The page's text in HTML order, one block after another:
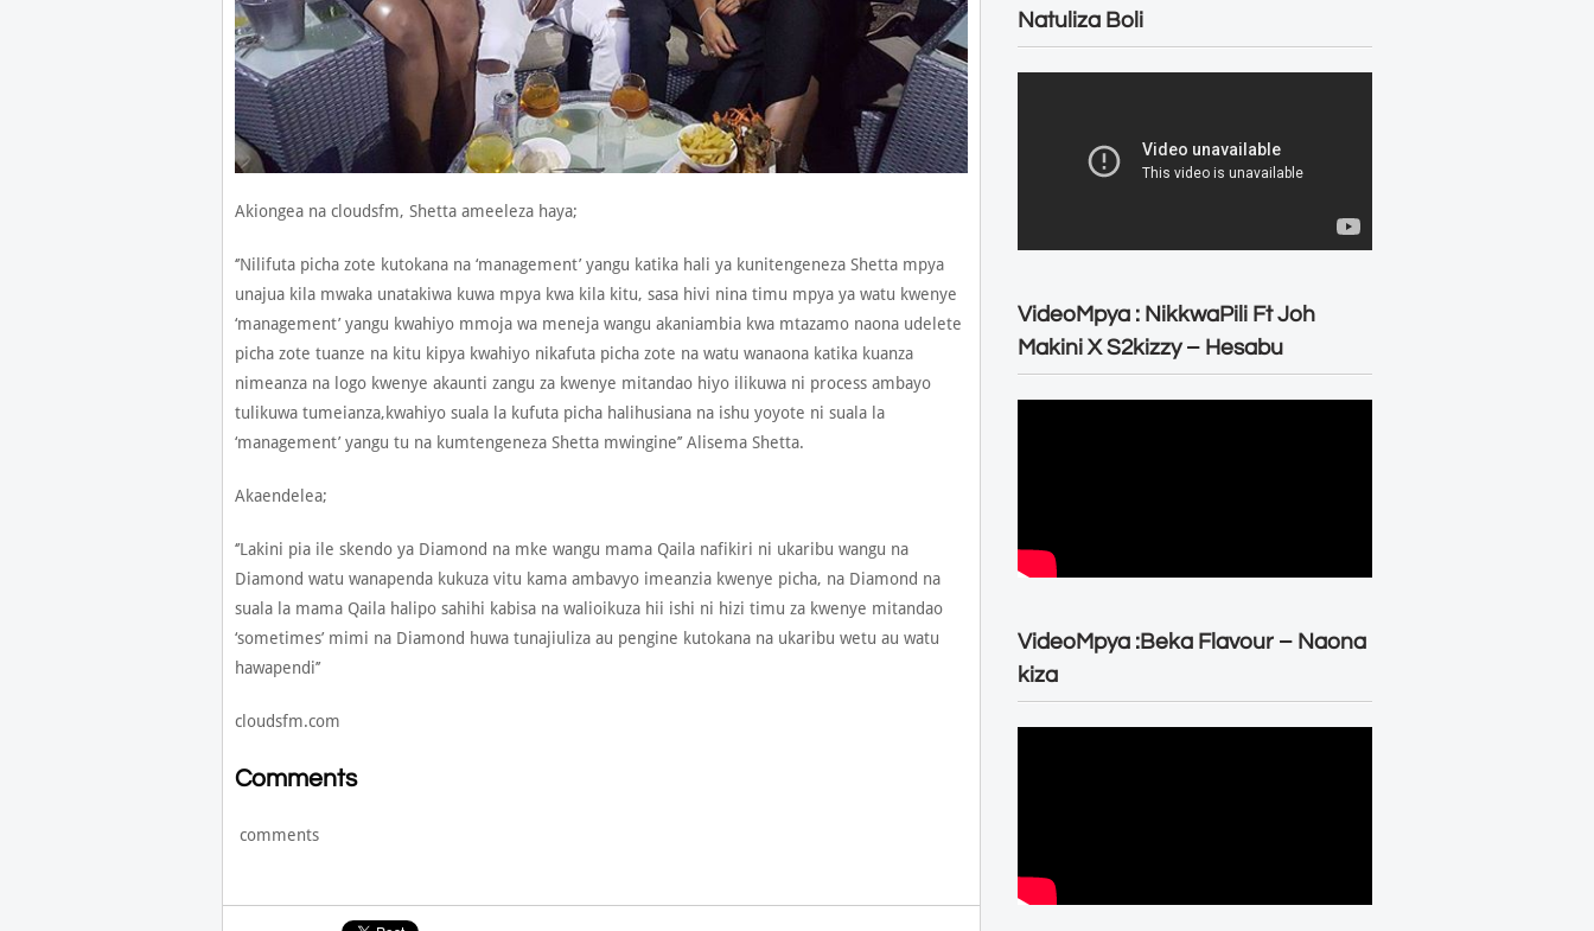
Akiongea na cloudsfm, Shetta ameeleza haya;
‘’Nilifuta picha zote kutokana na ‘management’ yangu katika hali ya kunitengeneza Shetta mpya
unajua kila mwaka unatakiwa kuwa mpya kwa kila kitu, sasa hivi nina timu mpya ya watu kwenye
‘management’ yangu kwahiyo mmoja wa meneja wangu akaniambia kwa mtazamo naona udelete
picha zote tuanze na kitu kipya kwahiyo nikafuta picha zote na watu wanaona katika kuanza
nimeanza na logo kwenye akaunti zangu za kwenye mitandao hiyo ilikuwa ni process ambayo
tulikuwa tumeianza,kwahiyo suala la kufuta picha halihusiana na ishu yoyote ni suala la
‘management’ yangu tu na kumtengeneza Shetta mwingine’’ Alisema Shetta.
Akaendelea;
‘’Lakini pia ile skendo ya Diamond na mke wangu mama Qaila nafikiri ni ukaribu wangu na
Diamond watu wanapenda kukuza vitu kama ambavyo imeanzia kwenye picha, na Diamond na
suala la mama Qaila halipo sahihi kabisa na walioikuza hii ishi ni hizi timu za kwenye mitandao
‘sometimes’ mimi na Diamond huwa tunajiuliza au pengine kutokana na ukaribu wetu au watu
hawapendi’’
cloudsfm.com
Comments
comments
Natuliza Boli
VideoMpya : NikkwaPili Ft Joh
Makini X S2kizzy – Hesabu
VideoMpya :Beka Flavour – Naona
kiza